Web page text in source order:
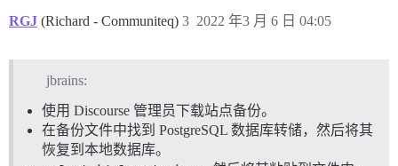
RGJ (Richard - Communiteq) 2022 年3 月 6 日 04:05
3
jbrains:
使用 Discourse 管理员下载站点备份。
在备份文件中找到 PostgreSQL 数据库转储，然后将其
恢复到本地数据库。